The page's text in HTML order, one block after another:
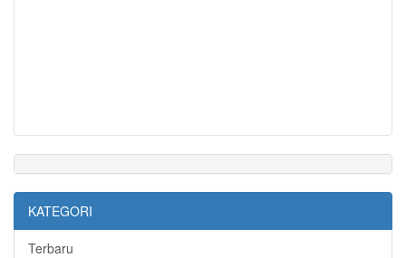
KATEGORI
Terbaru